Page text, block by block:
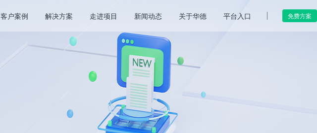
客户案例 解决方案 走进项目 新闻动态 关于华德 平台入口 免费方案